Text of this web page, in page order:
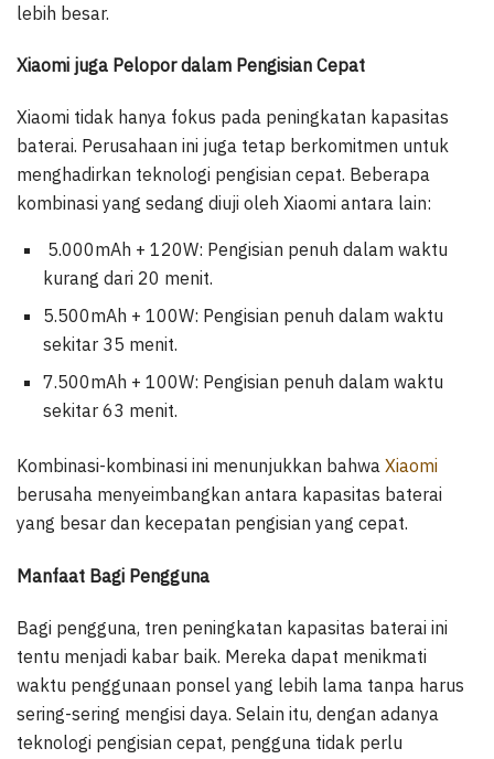
lebih besar.
Xiaomi juga Pelopor dalam Pengisian Cepat
Xiaomi tidak hanya fokus pada peningkatan kapasitas
baterai. Perusahaan ini juga tetap berkomitmen untuk
menghadirkan teknologi pengisian cepat. Beberapa
kombinasi yang sedang diuji oleh Xiaomi antara lain:
5.000mAh + 120W: Pengisian penuh dalam waktu
kurang dari 20 menit.
5.500mAh + 100W: Pengisian penuh dalam waktu
sekitar 35 menit.
7.500mAh + 100W: Pengisian penuh dalam waktu
sekitar 63 menit.
Kombinasi-kombinasi ini menunjukkan bahwa Xiaomi
berusaha menyeimbangkan antara kapasitas baterai
yang besar dan kecepatan pengisian yang cepat.
Manfaat Bagi Pengguna
Bagi pengguna, tren peningkatan kapasitas baterai ini
tentu menjadi kabar baik. Mereka dapat menikmati
waktu penggunaan ponsel yang lebih lama tanpa harus
sering-sering mengisi daya. Selain itu, dengan adanya
teknologi pengisian cepat, pengguna tidak perlu